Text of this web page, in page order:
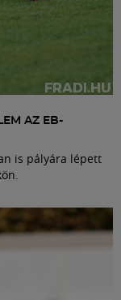
AZ EB-
is pályára lépett